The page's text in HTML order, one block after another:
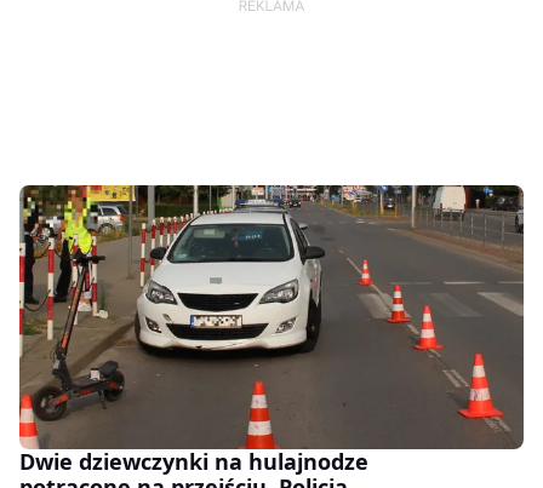
Dwie dziewczynki na hulajnodze